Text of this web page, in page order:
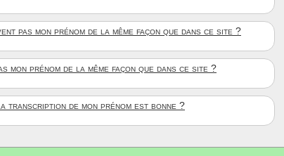
pas mon prénom de la même façon que dans ce site ?
prénom de la même façon que dans ce site ?
transcription de mon prénom est bonne ?